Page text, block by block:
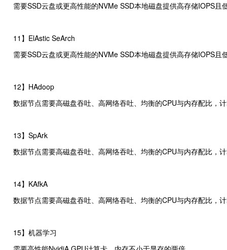
需要SSD云盘或更高性能的NVMe SSD本地磁盘提供高存储IOPS
11】ElAstic SeArch
需要SSD云盘或更高性能的NVMe SSD本地磁盘提供高存储IOPS
12】HAdoop
数据节点需要高磁盘吞吐、高网络吞吐、均衡的CPU与内存配比，
13】SpArk
数据节点需要高磁盘吞吐、高网络吞吐、均衡的CPU与内存配比，
14】KAfkA
数据节点需要高磁盘吞吐、高网络吞吐、均衡的CPU与内存配比，
15】机器学习